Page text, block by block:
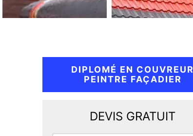
DIPLOMÉ EN COUVREUR
PEINTRE FAÇADIER
DEVIS GRATUIT